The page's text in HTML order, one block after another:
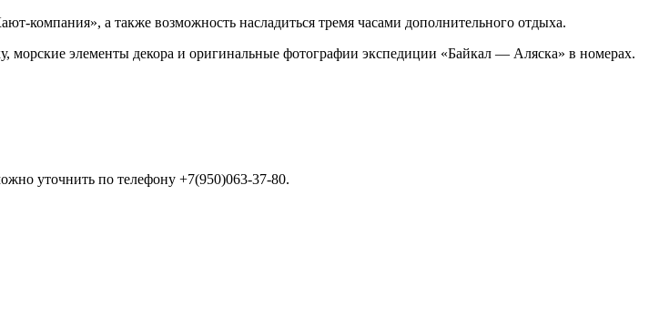
компания», а также возможность насладиться тремя часами дополнительного отдыха.
элементы декора и оригинальные фотографии экспедиции «Байкал — Аляска» в номерах.
уточнить по телефону +7(950)063-37-80.